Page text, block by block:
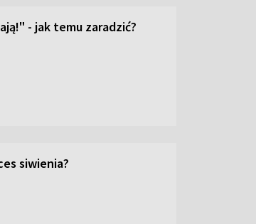
- jak temu zaradzić?
siwienia?